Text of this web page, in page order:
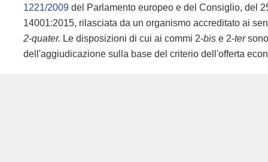
1221/2009 del Parlamento europeo e del Consiglio, del
14001:2015, rilasciata da un organismo accreditato ai
2-quater. Le disposizioni di cui ai commi 2-bis e 2-ter
dell'aggiudicazione sulla base del criterio dell'offerta